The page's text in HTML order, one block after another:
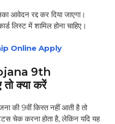
आवेदन रद्द कर दिया जाएगा।
लिस्ट में शामिल होना चाहिए।
Online Apply
9th
क्या करें
की 9वीं किस्त नहीं आती है तो
चेक करना होता है, लेकिन यदि यह